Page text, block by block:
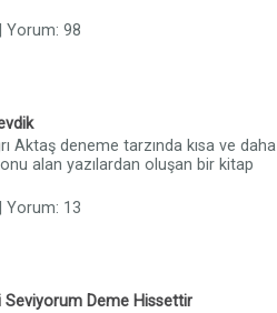
Yorum: 98
Aktaş deneme tarzında kısa ve daha
alan yazılardan oluşan bir kitap
Yorum: 13
Seviyorum Deme Hissettir